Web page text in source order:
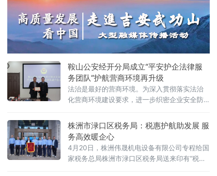
鞍山公安经开分局成立“平安护企法律服
务团队”护航营商环境再升级
法治是最好的营商环境。为深入贯彻落实法治
化营商环境建设要求，进一步织密企业安全防
局携手本地优质律所，正式组建“平安护企法律
服务团队”，标志着分局服务企业发展、护航经
济建设的工作迈入新阶段。 在启动仪式现场，
分局主要领导为团队全体成员颁发聘书，分管
营商工作的主要领导同步宣读团队章程，团队
株洲市渌口区税务局：税惠护航助发展 服
务高效暖企心
4月20日，株洲伟晟机电设备有限公司专程给国
家税务总局株洲市渌口区税务局送来印有“税惠